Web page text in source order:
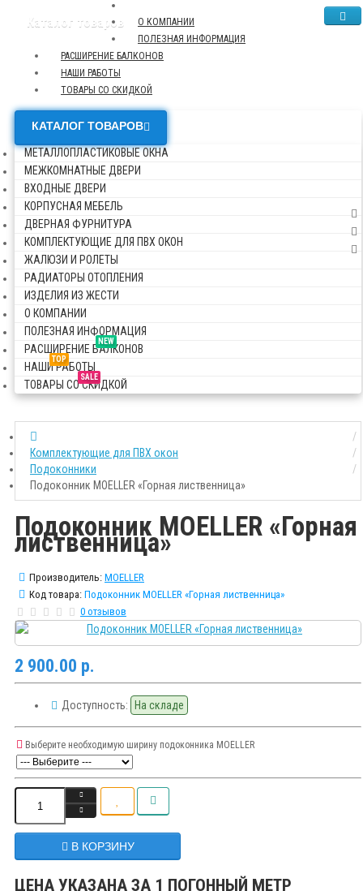
Каталог товаров
О КОМПАНИИ
ПОЛЕЗНАЯ ИНФОРМАЦИЯ
РАСШИРЕНИЕ БАЛКОНОВ
НАШИ РАБОТЫ
ТОВАРЫ СО СКИДКОЙ
КАТАЛОГ ТОВАРОВ
МЕТАЛЛОПЛАСТИКОВЫЕ ОКНА
МЕЖКОМНАТНЫЕ ДВЕРИ
ВХОДНЫЕ ДВЕРИ
КОРПУСНАЯ МЕБЕЛЬ
ДВЕРНАЯ ФУРНИТУРА
КОМПЛЕКТУЮЩИЕ ДЛЯ ПВХ ОКОН
ЖАЛЮЗИ И РОЛЕТЫ
РАДИАТОРЫ ОТОПЛЕНИЯ
ИЗДЕЛИЯ ИЗ ЖЕСТИ
О КОМПАНИИ
ПОЛЕЗНАЯ ИНФОРМАЦИЯ
NEW
РАСШИРЕНИЕ БАЛКОНОВ
TOP
НАШИ РАБОТЫ
SALE
ТОВАРЫ СО СКИДКОЙ
Комплектующие для ПВХ окон
Подоконники
Подоконник MOELLER «Горная лиственница»
Подоконник MOELLER «Горная
лиственница»
Производитель: MOELLER
Код товара: Подоконник MOELLER «Горная лиственница»
0 отзывов
2 900.00 р.
Доступность: На складе
Выберите необходимую ширину подоконника MOELLER
В КОРЗИНУ
ЦЕНА УКАЗАНА ЗА 1 ПОГОННЫЙ МЕТР